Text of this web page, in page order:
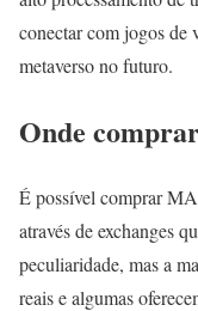
conectar com jogos de
metaverso no futuro.
Onde
É possível comprar
através de exchanges
peculiaridade, mas a
reais e algumas